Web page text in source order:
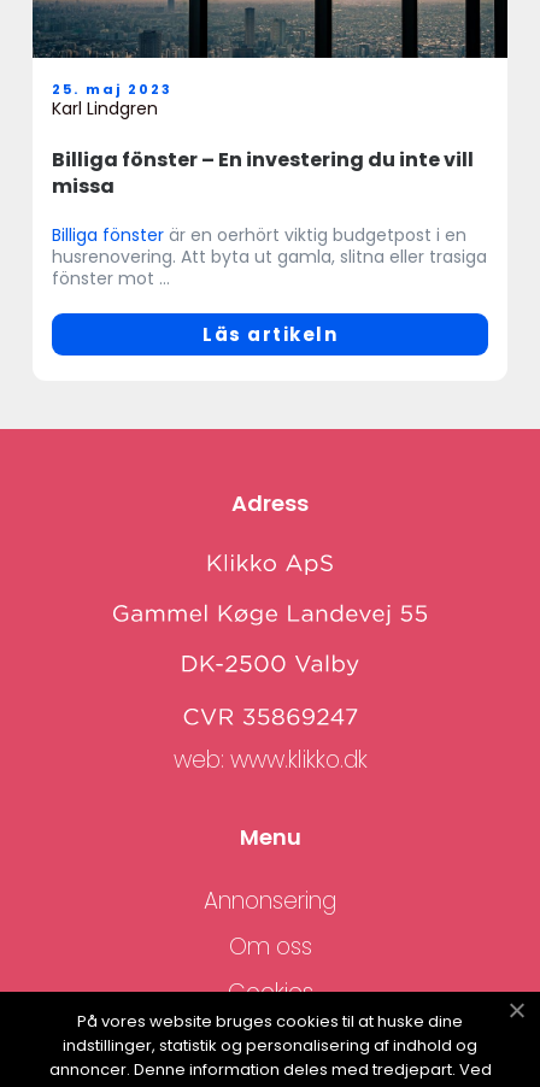
Billiga fönster – En investering du inte vill
missa
25. maj 2023
Karl Lindgren
Billiga fönster är en oerhört viktig budgetpost i en
husrenovering. Att byta ut gamla, slitna eller trasiga
fönster mot ...
Läs artikeln
Adress
web: www.klikko.dk
Menu
Annonsering
Om oss
Cookies
Kontakta oss
På vores website bruges cookies til at huske dine
indstillinger, statistik og personalisering af indhold og
annoncer. Denne information deles med tredjepart. Ved